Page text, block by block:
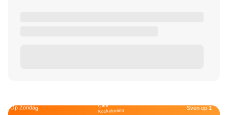
Op Zondag Café
Kockelmann Sven op 1